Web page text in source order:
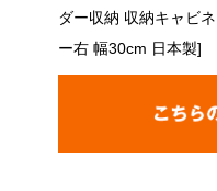
ダー収納 収納キャビ
ー右 幅30cm 日本製]